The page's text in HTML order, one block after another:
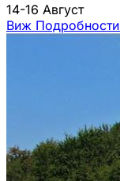
14-16 Август
Виж Подробности